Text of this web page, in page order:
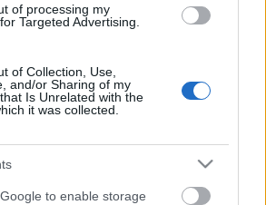
of processing my
Targeted Advertising.
of Collection, Use,
and/or Sharing of my
Is Unrelated with the
it was collected.
to enable storage
Odüsszeia, Iphigenia, The Return
- Backrooms, Megszállottság, Kill
teljes véres történet, Szőkék